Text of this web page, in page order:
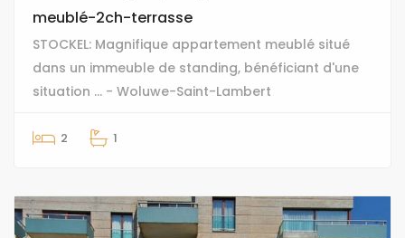
meublé-2ch-terrasse
STOCKEL: Magnifique appartement meublé situé
dans un immeuble de standing, bénéficiant d'une
situation ... - Woluwe-Saint-Lambert
2 1